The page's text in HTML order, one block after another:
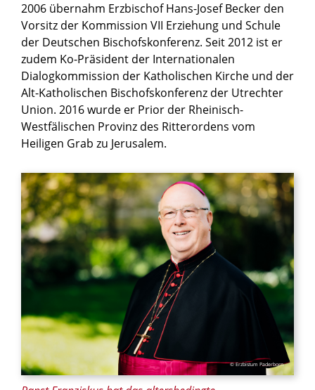
© Erzbistum Paderborn
2006 übernahm Erzbischof Hans-Josef Becker den
Vorsitz der Kommission VII Erziehung und Schule
der Deutschen Bischofskonferenz. Seit 2012 ist er
zudem Ko-Präsident der Internationalen
Dialogkommission der Katholischen Kirche und der
Alt-Katholischen Bischofskonferenz der Utrechter
Union. 2016 wurde er Prior der Rheinisch-
Westfälischen Provinz des Ritterordens vom
Heiligen Grab zu Jerusalem.